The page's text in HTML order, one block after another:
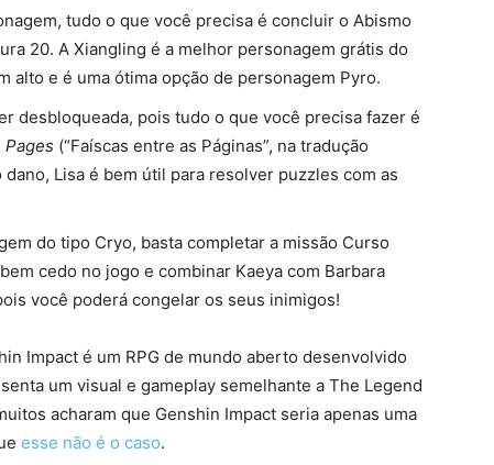
tudo o que você precisa é concluir o Abismo
20. A Xiangling é a melhor personagem grátis do
alto e é uma ótima opção de personagem Pyro.
desbloqueada, pois tudo o que você precisa fazer é
(“Faíscas entre as Páginas”, na tradução
Lisa é bem útil para resolver puzzles com as
do tipo Cryo, basta completar a missão Curso
cedo no jogo e combinar Kaeya com Barbara
você poderá congelar os seus inimigos!
Impact é um RPG de mundo aberto desenvolvido
um visual e gameplay semelhante a The Legend
acharam que Genshin Impact seria apenas uma
esse não é o caso.